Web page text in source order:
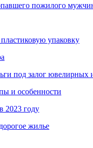
пожилого
упаковку
под залог ювелирных
и особенности
2023 году
жилье